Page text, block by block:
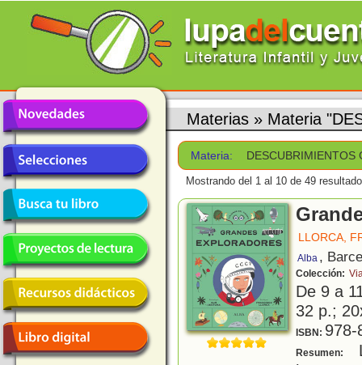
Materias » Materia
Materia: DESCUBRIMIENTOS
Mostrando del 1 al 10 de 49
LLORCA,
Alba ,
Colección:
De 9 a
32 p.;
ISBN: 978-
Resumen: